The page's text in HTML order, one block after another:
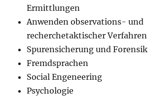
Ermittlungen
Anwenden observations- und
recherchetaktischer Verfahren
Spurensicherung und Forensik
Fremdsprachen
Social Engeneering
Psychologie